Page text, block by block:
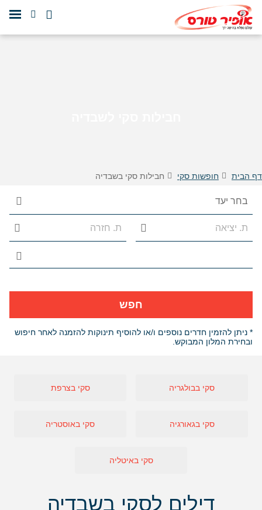
דף הבית חופשות סקי חבילות סקי בשבדיה
חפש
* ניתן להזמין חדרים נוספים ו/או להוסיף תינוקות להזמנה לאחר חיפוש
ובחירת המלון המבוקש.
סקי בבולגריה סקי בצרפת
סקי בגאורגיה סקי באוסטריה
סקי באיטליה
דילים לסקי בשבדיה